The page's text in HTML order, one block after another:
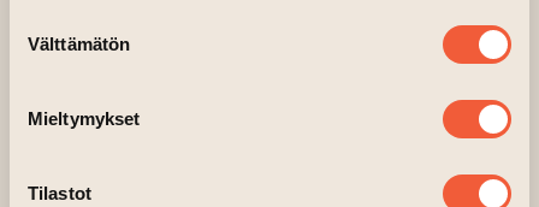
valinta
Välttämätön
Mieltymykset
Tilastot
bite and every smile.
Come solo, with a friend, or bring the whole
crew, every moment tastes like summer